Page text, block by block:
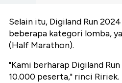
Selain itu, Digiland Run
beberapa kategori lomba,
(Half Marathon).
"Kami berharap Digiland
10.000 peserta," rinci Ririek.